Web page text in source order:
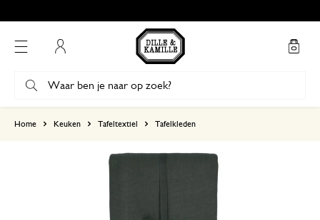
Home Keuken Tafeltextiel Tafelkleden
4